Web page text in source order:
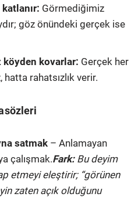
Görmediğimiz
göz önündeki gerçek ise
kovarlar: Gerçek her
rahatsızlık verir.
satmak – Anlamayan
çalışmak.Fark:Bu deyim
etmeyi eleştirir; “görünen
zaten açık olduğunu